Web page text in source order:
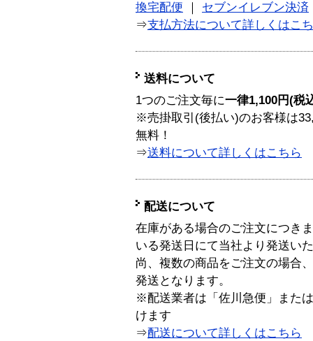
換宅配便
セブンイレブン決済
⇒支払方法について詳しくはこ
送料について
1つのご注文毎に一律1,100円(税
※売掛取引(後払い)のお客様は
無料！
⇒送料について詳しくはこちら
配送について
在庫がある場合のご注文につき
いる発送日にて当社より発送い
尚、複数の商品をご注文の場合
発送となります。
※配送業者は「佐川急便」また
けます
⇒配送について詳しくはこちら